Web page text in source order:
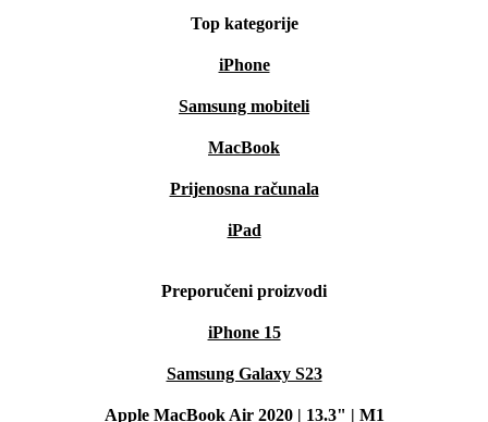
Top kategorije
iPhone
Samsung mobiteli
MacBook
Prijenosna računala
iPad
Preporučeni proizvodi
iPhone 15
Samsung Galaxy S23
Apple MacBook Air 2020 | 13.3" | M1